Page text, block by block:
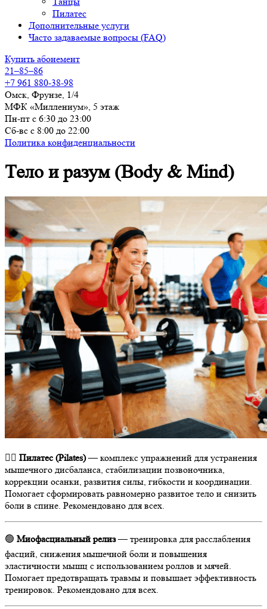
Пилатес
Дополнительные услуги
Часто задаваемые вопросы (FAQ)
Купить абонемент
21–85–86
+7 961 880-38-98
Омск, Фрунзе, 1/4
МФК «Миллениум», 5 этаж
Пн-пт с 6:30 до 23:00
Сб-вс с 8:00 до 22:00
Политика конфиденциальности
Тело и разум (Body & Mind)
🧘‍♀️ Пилатес (Pilates)— комплекс упражнений для устранения
мышечного дисбаланса, стабилизации позвоночника,
коррекции осанки, развития силы, гибкости и координации.
Помогает сформировать равномерно развитое тело и снизить
боли в спине. Рекомендовано для всех.
🟢 Миофасциальный релиз— тренировка для расслабления
фасций, снижения мышечной боли и повышения
эластичности мышц с использованием роллов и мячей.
Помогает предотвращать травмы и повышает эффективность
тренировок. Рекомендовано для всех.